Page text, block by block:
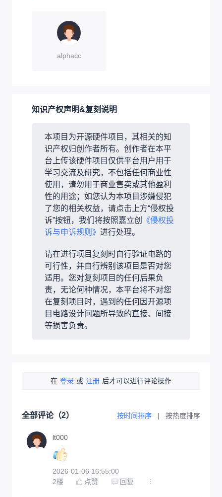
alphacc
知识产权声明&复刻说明
本项目为开源硬件项目，其相关的知
识产权归创作者所有。创作者在本平
台上传该硬件项目仅供平台用户用于
学习交流及研究，不包括任何商业性
使用，请勿用于商业售卖或其他盈利
性的用途；如您认为本项目涉嫌侵犯
了您的相关权益，请点击上方“侵权投
诉”按钮，我们将按照嘉立创
《侵权投
诉与申诉规则》 进行处理。
请在进行项目复刻时自行验证电路的
可行性，并自行辨别该项目是否对您
适用。您对复刻项目的任何后果负
责，无论何种情况，本平台将不对您
在复刻项目时，遇到的任何因开源项
目电路设计问题所导致的直接、间接
等损害负责。
在 登录 或 注册 后才可以进行评论操作
全部评论（2） 按时间排序 | 按热度排序
lt000
2026-01-06 16:55:00
2楼 点赞 回复